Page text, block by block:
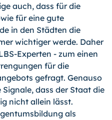
auch, dass für die
für eine gute
in den Städten die
wichtiger werde. Daher
Experten - zum einen
für die
gefragt. Genauso
dass der Staat die
nicht allein lässt.
als